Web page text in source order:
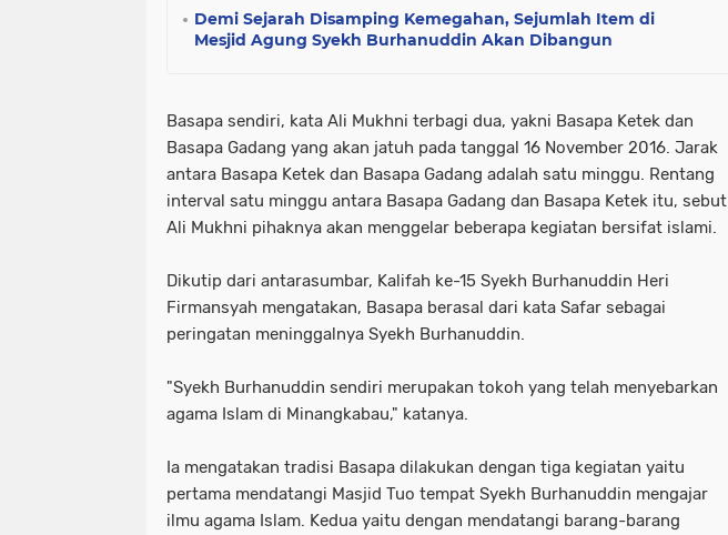
Demi Sejarah Disamping Kemegahan, Sejumlah Item di
Mesjid Agung Syekh Burhanuddin Akan Dibangun
Basapa sendiri, kata Ali Mukhni terbagi dua, yakni Basapa Ketek dan
Basapa Gadang yang akan jatuh pada tanggal 16 November 2016. Jarak
antara Basapa Ketek dan Basapa Gadang adalah satu minggu. Rentang
interval satu minggu antara Basapa Gadang dan Basapa Ketek itu, sebut
Ali Mukhni pihaknya akan menggelar beberapa kegiatan bersifat islami.
Dikutip dari antarasumbar, Kalifah ke-15 Syekh Burhanuddin Heri
Firmansyah mengatakan, Basapa berasal dari kata Safar sebagai
peringatan meninggalnya Syekh Burhanuddin.
"Syekh Burhanuddin sendiri merupakan tokoh yang telah menyebarkan
agama Islam di Minangkabau," katanya.
Ia mengatakan tradisi Basapa dilakukan dengan tiga kegiatan yaitu
pertama mendatangi Masjid Tuo tempat Syekh Burhanuddin mengajar
ilmu agama Islam. Kedua yaitu dengan mendatangi barang-barang